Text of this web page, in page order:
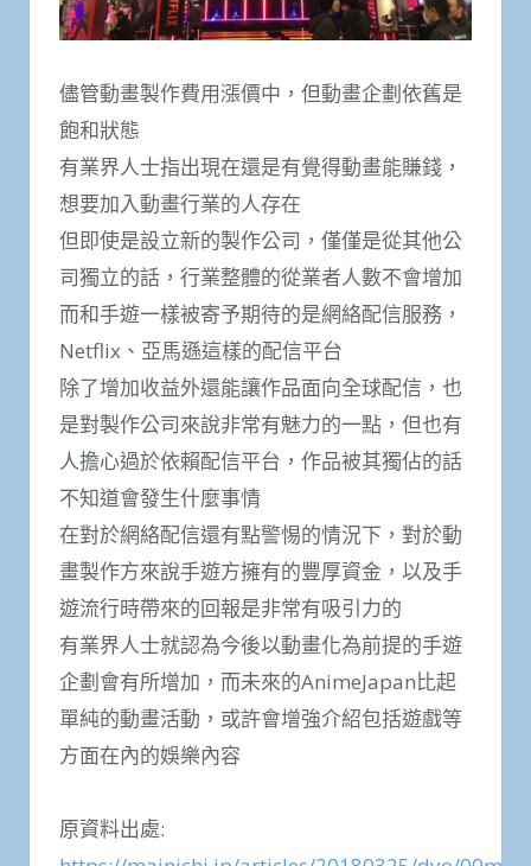
儘管動畫製作費用漲價中，但動畫企劃依舊是
飽和狀態
有業界人士指出現在還是有覺得動畫能賺錢，
想要加入動畫行業的人存在
但即使是設立新的製作公司，僅僅是從其他公
司獨立的話，行業整體的從業者人數不會增加
而和手遊一樣被寄予期待的是網絡配信服務，
Netflix、亞馬遜這樣的配信平台
除了增加收益外還能讓作品面向全球配信，也
是對製作公司來說非常有魅力的一點，但也有
人擔心過於依賴配信平台，作品被其獨佔的話
不知道會發生什麼事情
在對於網絡配信還有點警惕的情況下，對於動
畫製作方來說手遊方擁有的豐厚資金，以及手
遊流行時帶來的回報是非常有吸引力的
有業界人士就認為今後以動畫化為前提的手遊
企劃會有所增加，而未來的AnimeJapan比起
單純的動畫活動，或許會增強介紹包括遊戲等
方面在內的娛樂內容
原資料出處: